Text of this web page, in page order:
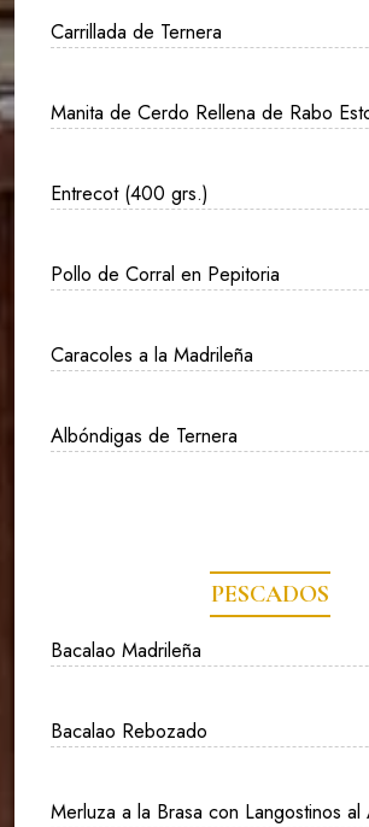
Carrillada de Ternera
Manita de Cerdo Rellena de Rabo
Entrecot (400 grs.)
Pollo de Corral en Pepitoria
Caracoles a la Madrileña
Albóndigas de Ternera
PESCADOS
Bacalao Madrileña
Bacalao Rebozado
Merluza a la Brasa con Langostinos al